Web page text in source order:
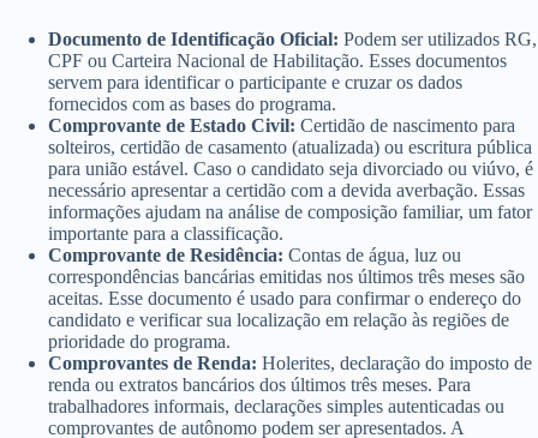
Documento de Identificação Oficial: Podem ser utilizados RG,
CPF ou Carteira Nacional de Habilitação. Esses documentos
servem para identificar o participante e cruzar os dados
fornecidos com as bases do programa.
Comprovante de Estado Civil: Certidão de nascimento para
solteiros, certidão de casamento (atualizada) ou escritura pública
para união estável. Caso o candidato seja divorciado ou viúvo, é
necessário apresentar a certidão com a devida averbação. Essas
informações ajudam na análise de composição familiar, um fator
importante para a classificação.
Comprovante de Residência: Contas de água, luz ou
correspondências bancárias emitidas nos últimos três meses são
aceitas. Esse documento é usado para confirmar o endereço do
candidato e verificar sua localização em relação às regiões de
prioridade do programa.
Comprovantes de Renda: Holerites, declaração do imposto de
renda ou extratos bancários dos últimos três meses. Para
trabalhadores informais, declarações simples autenticadas ou
comprovantes de autônomo podem ser apresentados. A